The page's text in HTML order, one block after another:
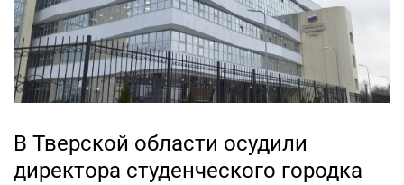
В Тверской области осудили
директора студенческого городка